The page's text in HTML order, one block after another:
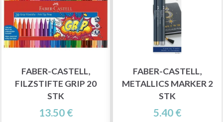
FABER-CASTELL,
FILZSTIFTE GRIP 20
STK
13.50 €
FABER-CASTELL,
METALLICS MARKER 2
STK
5.40 €